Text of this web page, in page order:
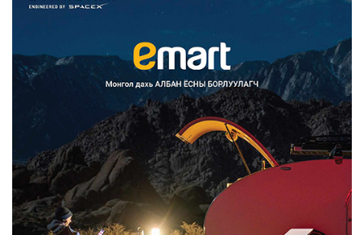
Францад иргэд рүү зөвшөөрөлгүй
сурталчилгааны дууд...
2026/08/07